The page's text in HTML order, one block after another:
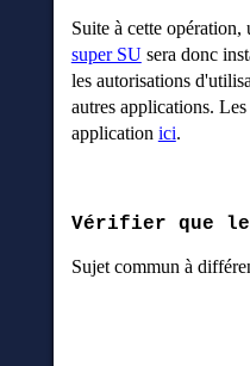
Suite à cette
super SUsera donc
les autorisations
autres applications.
application ici.
Vérifier que
Sujet commun à